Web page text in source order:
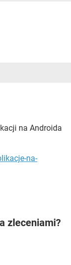
na Androida
na-
zleceniami?